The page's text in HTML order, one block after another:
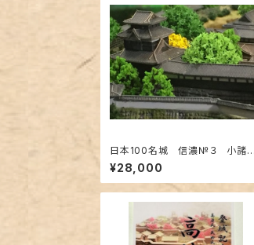
日本100名城 信濃№３ 小諸
城 コレクションケース付き お
城 模型 ジオラマ完成品 ミニ
サイズ
¥28,000